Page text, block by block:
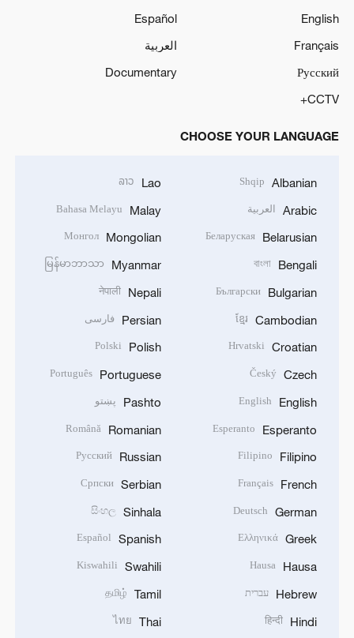
English
Español
Français
العربية
Русский
Documentary
CCTV+
CHOOSE YOUR LANGUAGE
Albanian
Shqip
Arabic العربية
Belarusian
Беларуская
Bengali
বাংলা
Bulgarian
Български
Cambodian
ខ្មែរ
Croatian
Hrvatski
Czech
Český
English
English
Esperanto
Esperanto
Filipino
Filipino
French
Français
German
Deutsch
Greek
Ελληνικά
Hausa
Hausa
Hebrew עברית
Hindi
हिन्दी
Lao
ລາວ
Malay
Bahasa Melayu
Mongolian
Монгол
Myanmar
မြန်မာဘာသာ
Nepali
नेपाली
Persian فارسی
Polish
Polski
Portuguese
Português
Pashto پښتو
Romanian
Română
Russian
Русский
Serbian
Српски
Sinhala
සිංහල
Spanish
Español
Swahili
Kiswahili
Tamil
தமிழ்
Thai
ไทย